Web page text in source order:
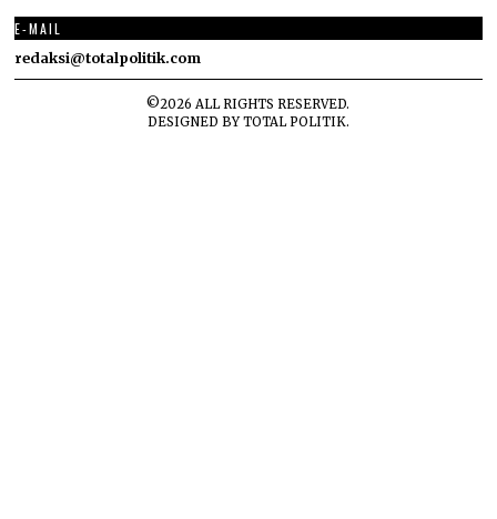
E-MAIL
redaksi@totalpolitik.com
©2026 ALL RIGHTS RESERVED.
DESIGNED BYTOTAL POLITIK.